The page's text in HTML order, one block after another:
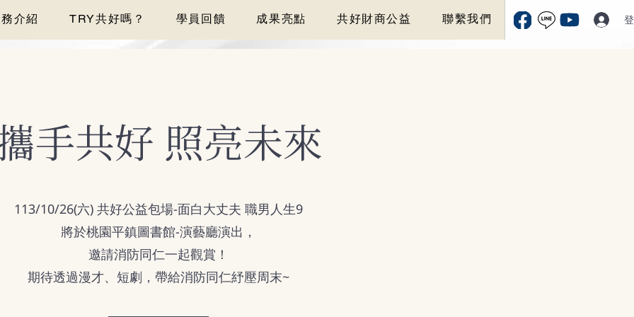
介紹 TRY共好嗎？ 學員回饋 成果亮點 共好財商公益 聯繫我們
手共好 照亮未來
113/10/26(六) 共好公益包場-面白大丈夫 職男人生9
將於桃園平鎮圖書館-演藝廳演出，
邀請消防同仁一起觀賞！
期待透過漫才、短劇，帶給消防同仁紓壓周末~